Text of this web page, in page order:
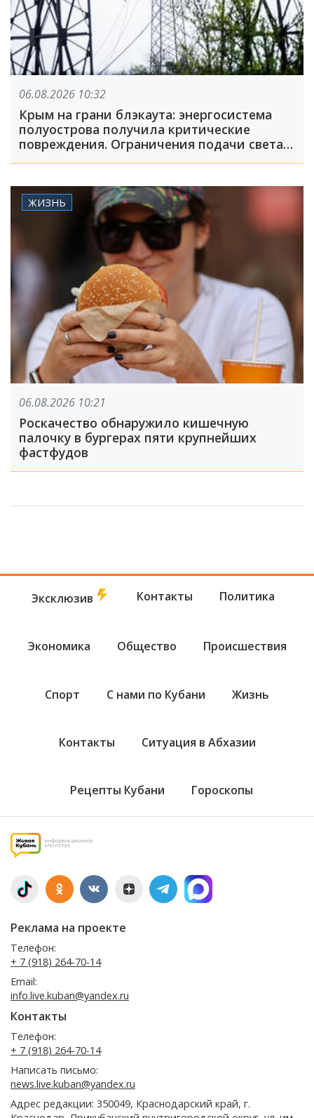
06.08.2026 10:32
Крым на грани блэкаута: энергосистема
полуострова получила критические
повреждения. Ограничения подачи света
действуют по всему полуострову
ЖИЗНЬ
06.08.2026 10:21
Роскачество обнаружило кишечную
палочку в бургерах пяти крупнейших
фастфудов
Эксклюзив Контакты Политика
Экономика Общество Происшествия
Спорт С нами по Кубани Жизнь
Контакты Ситуация в Абхазии
Рецепты Кубани Гороскопы
Реклама на проекте
Телефон:
+ 7 (918) 264-70-14
Email:
info.live.kuban@yandex.ru
Контакты
Телефон:
+ 7 (918) 264-70-14
Написать письмо:
news.live.kuban@yandex.ru
Адрес редакции: 350049, Краснодарский край, г.